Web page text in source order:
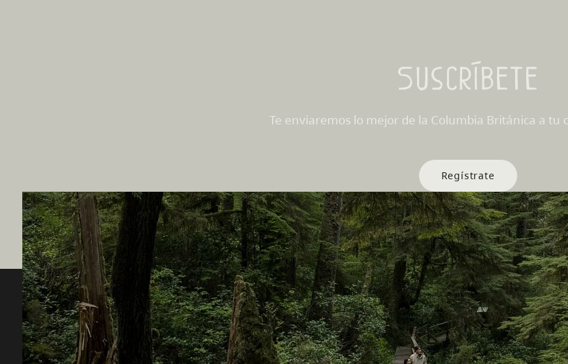
Suscríbete
Te enviaremos lo mejor de la Columbia Británica a tu
Regístrate
Destination BC
Contáctanos
Nuestros Sitios
Industria de Viajes
Sitios de
Comercio e